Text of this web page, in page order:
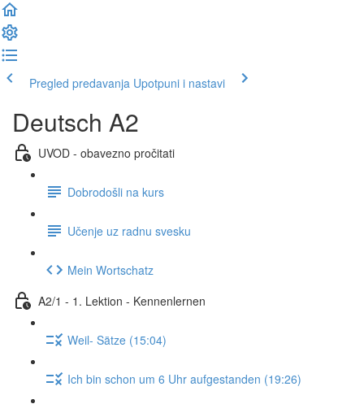
Pregled predavanja Upotpuni i nastavi
Deutsch A2
UVOD - obavezno pročitati
Dobrodošli na kurs
Učenje uz radnu svesku
Mein Wortschatz
A2/1 - 1. Lektion - Kennenlernen
Weil- Sätze (15:04)
Ich bin schon um 6 Uhr aufgestanden (19:26)